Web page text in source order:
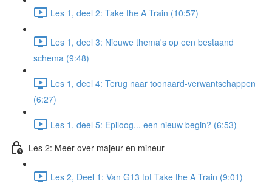
Les 1, deel 2: Take the A Train (10:57)
Les 1, deel 3: Nieuwe thema's op een bestaand
schema (9:48)
Les 1, deel 4: Terug naar toonaard-verwantschappen
(6:27)
Les 1, deel 5: Epiloog... een nieuw begin? (6:53)
Les 2: Meer over majeur en mineur
Les 2, Deel 1: Van G13 tot Take the A Train (9:01)